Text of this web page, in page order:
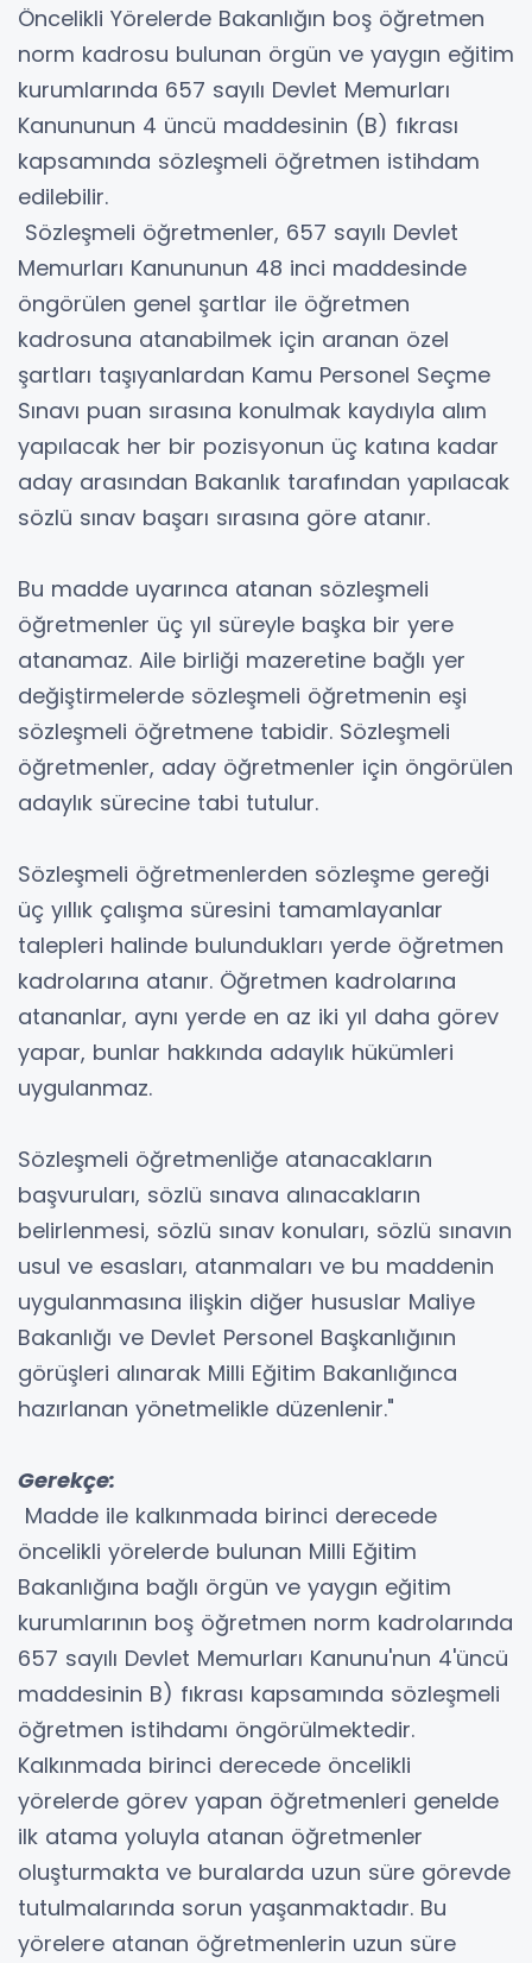
Öncelikli Yörelerde Bakanlığın boş öğretmen
norm kadrosu bulunan örgün ve yaygın eğitim
kurumlarında 657 sayılı Devlet Memurları
Kanununun 4 üncü maddesinin (B) fıkrası
kapsamında sözleşmeli öğretmen istihdam
edilebilir.
Sözleşmeli öğretmenler, 657 sayılı Devlet
Memurları Kanununun 48 inci maddesinde
öngörülen genel şartlar ile öğretmen
kadrosuna atanabilmek için aranan özel
şartları taşıyanlardan Kamu Personel Seçme
Sınavı puan sırasına konulmak kaydıyla alım
yapılacak her bir pozisyonun üç katına kadar
aday arasından Bakanlık tarafından yapılacak
sözlü sınav başarı sırasına göre atanır.
Bu madde uyarınca atanan sözleşmeli
öğretmenler üç yıl süreyle başka bir yere
atanamaz. Aile birliği mazeretine bağlı yer
değiştirmelerde sözleşmeli öğretmenin eşi
sözleşmeli öğretmene tabidir. Sözleşmeli
öğretmenler, aday öğretmenler için öngörülen
adaylık sürecine tabi tutulur.
Sözleşmeli öğretmenlerden sözleşme gereği
üç yıllık çalışma süresini tamamlayanlar
talepleri halinde bulundukları yerde öğretmen
kadrolarına atanır. Öğretmen kadrolarına
atananlar, aynı yerde en az iki yıl daha görev
yapar, bunlar hakkında adaylık hükümleri
uygulanmaz.
Sözleşmeli öğretmenliğe atanacakların
başvuruları, sözlü sınava alınacakların
belirlenmesi, sözlü sınav konuları, sözlü sınavın
usul ve esasları, atanmaları ve bu maddenin
uygulanmasına ilişkin diğer hususlar Maliye
Bakanlığı ve Devlet Personel Başkanlığının
görüşleri alınarak Milli Eğitim Bakanlığınca
hazırlanan yönetmelikle düzenlenir."
Gerekçe:
Madde ile kalkınmada birinci derecede
öncelikli yörelerde bulunan Milli Eğitim
Bakanlığına bağlı örgün ve yaygın eğitim
kurumlarının boş öğretmen norm kadrolarında
657 sayılı Devlet Memurları Kanunu'nun 4'üncü
maddesinin B) fıkrası kapsamında sözleşmeli
öğretmen istihdamı öngörülmektedir.
Kalkınmada birinci derecede öncelikli
yörelerde görev yapan öğretmenleri genelde
ilk atama yoluyla atanan öğretmenler
oluşturmakta ve buralarda uzun süre görevde
tutulmalarında sorun yaşanmaktadır. Bu
yörelere atanan öğretmenlerin uzun süre